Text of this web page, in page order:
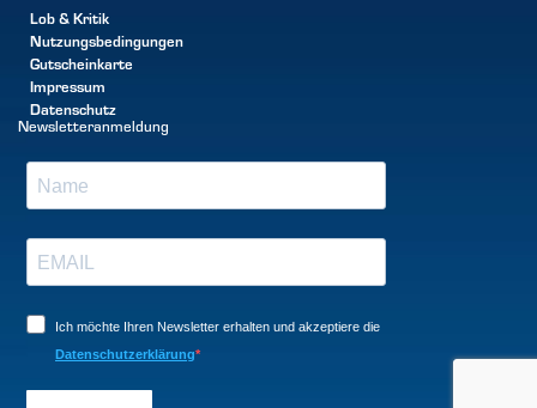
Lob & Kritik
Nutzungsbedingungen
Gutscheinkarte
Impressum
Datenschutz
Newsletteranmeldung
Ich möchte Ihren Newsletter erhalten und akzeptiere die
Datenschutzerklärung